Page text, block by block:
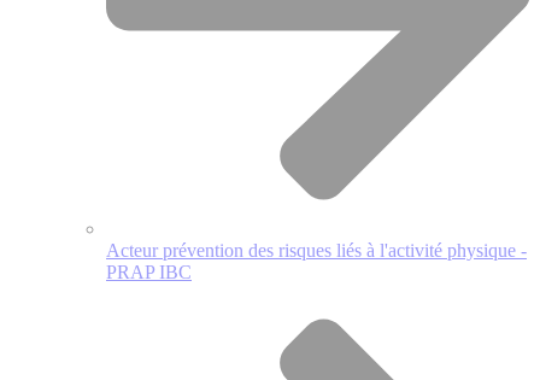
Acteur prévention des risques liés à l'activité physique -
PRAP IBC